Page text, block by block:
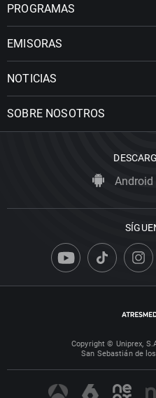
PROGRAMAS
EMISORAS
NOTICIAS
SOBRE NOSOTROS
Android
Copyright © Uniprex,
San Sebastián de